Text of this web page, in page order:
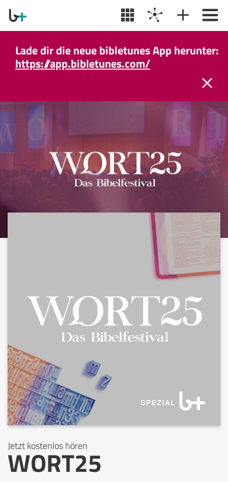
Lade dir die neue bibletunes App herunter:
https://app.bibletunes.com/
Jetzt kostenlos hören
WORT25